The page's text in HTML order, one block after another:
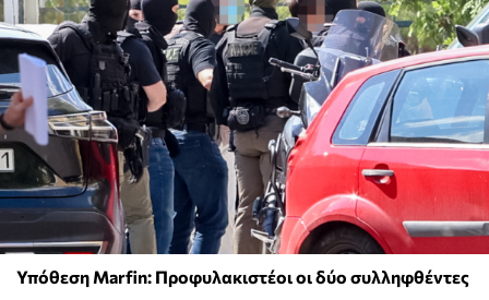
Υπόθεση Marfin: Προφυλακιστέοι οι δύο συλληφθέντες